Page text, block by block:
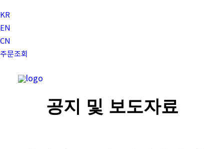
KR
EN
CN
주문조회
공지 및 보도자료